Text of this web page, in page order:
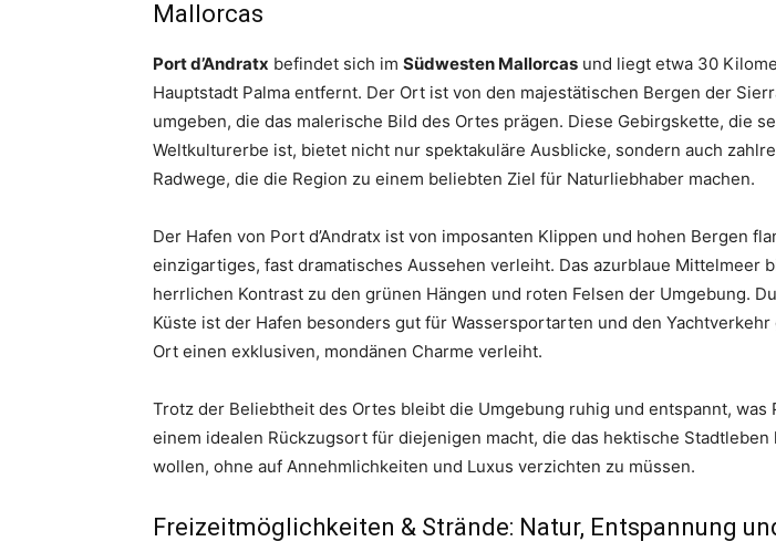
Mallorcas
Port d’Andratx befindet sich im Südwesten Mallorcas und liegt etwa 30
Hauptstadt Palma entfernt. Der Ort ist von den majestätischen Bergen der
umgeben, die das malerische Bild des Ortes prägen. Diese Gebirgskette, die
Weltkulturerbe ist, bietet nicht nur spektakuläre Ausblicke, sondern auch
Radwege, die die Region zu einem beliebten Ziel für Naturliebhaber machen.
Der Hafen von Port d’Andratx ist von imposanten Klippen und hohen Bergen
einzigartiges, fast dramatisches Aussehen verleiht. Das azurblaue Mittelmeer
herrlichen Kontrast zu den grünen Hängen und roten Felsen der Umgebung.
Küste ist der Hafen besonders gut für Wassersportarten und den Yachtverkehr
Ort einen exklusiven, mondänen Charme verleiht.
Trotz der Beliebtheit des Ortes bleibt die Umgebung ruhig und entspannt, was
einem idealen Rückzugsort für diejenigen macht, die das hektische Stadtleben
wollen, ohne auf Annehmlichkeiten und Luxus verzichten zu müssen.
Freizeitmöglichkeiten & Strände: Natur, Entspannung